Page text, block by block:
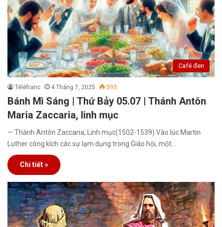
Café đen
Téléfranc 4 Tháng 7, 2025 593
Bánh Mì Sáng | Thứ Bảy 05.07 | Thánh Antôn
Maria Zaccaria, linh mục
— Thánh Antôn Zaccaria, Linh mục(1502-1539) Vào lúc Martin
Luther công kích các sự lạm dụng trong Giáo hội, một…
Chi tiết »